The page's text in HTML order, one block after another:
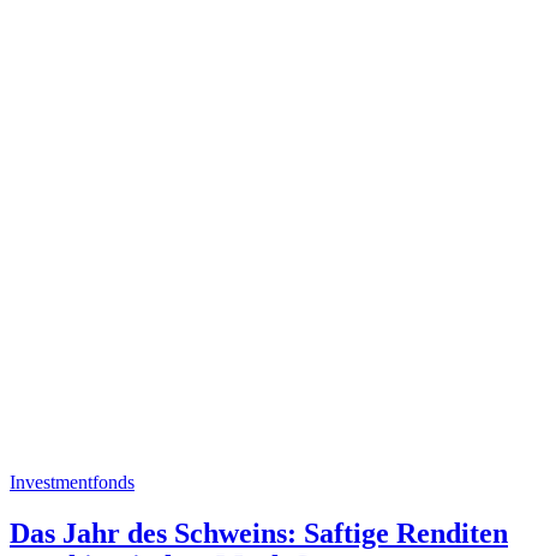
Investmentfonds
Das Jahr des Schweins: Saftige Renditen